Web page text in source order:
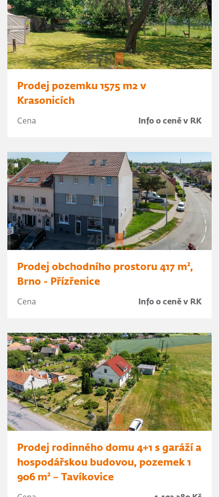
Prodej pozemku 1575 m2 v
Krasonicích
Cena Info o ceně v RK
Prodej obchodního prostoru 417 m²,
Brno - Přízřenice
Cena Info o ceně v RK
Prodej rodinného domu 4+1 s garáží a
hospodářskou budovou, pozemek 1
906 m² – Tavíkovice